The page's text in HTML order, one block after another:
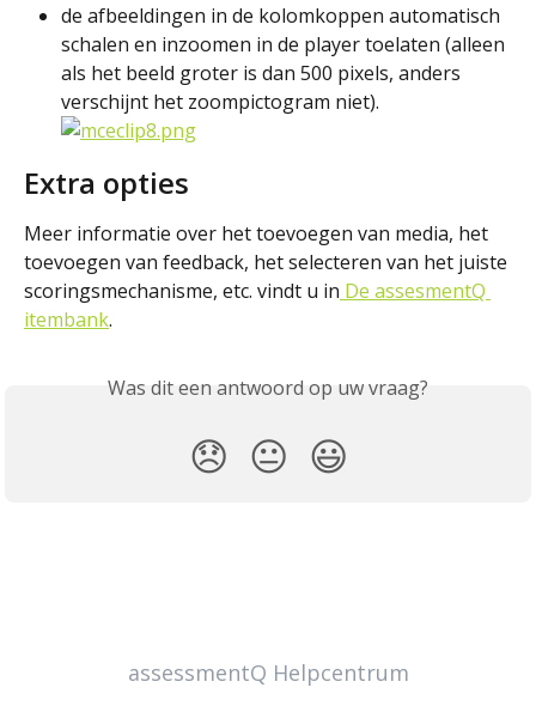
de afbeeldingen in de kolomkoppen automatisch
schalen en inzoomen in de player toelaten (alleen
als het beeld groter is dan 500 pixels, anders
verschijnt het zoompictogram niet).
Extra opties
Meer informatie over het toevoegen van media, het
toevoegen van feedback, het selecteren van het juiste
scoringsmechanisme, etc. vindt u in De assesmentQ
itembank.
Was dit een antwoord op uw vraag?
😞 😐 😃
assessmentQ Helpcentrum